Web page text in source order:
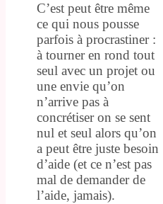
C’est peut être même
ce qui nous pousse
parfois à procrastiner :
à tourner en rond tout
seul avec un projet ou
une envie qu’on
n’arrive pas à
concrétiser on se sent
nul et seul alors qu’on
a peut être juste besoin
d’aide (et ce n’est pas
mal de demander de
l’aide, jamais).